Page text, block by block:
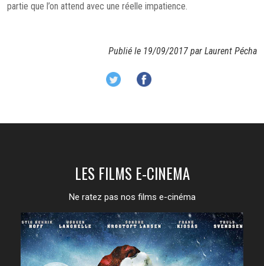
partie que l’on attend avec une réelle impatience.
Publié le 19/09/2017 par Laurent Pécha
LES FILMS E-CINEMA
Ne ratez pas nos films e-cinéma